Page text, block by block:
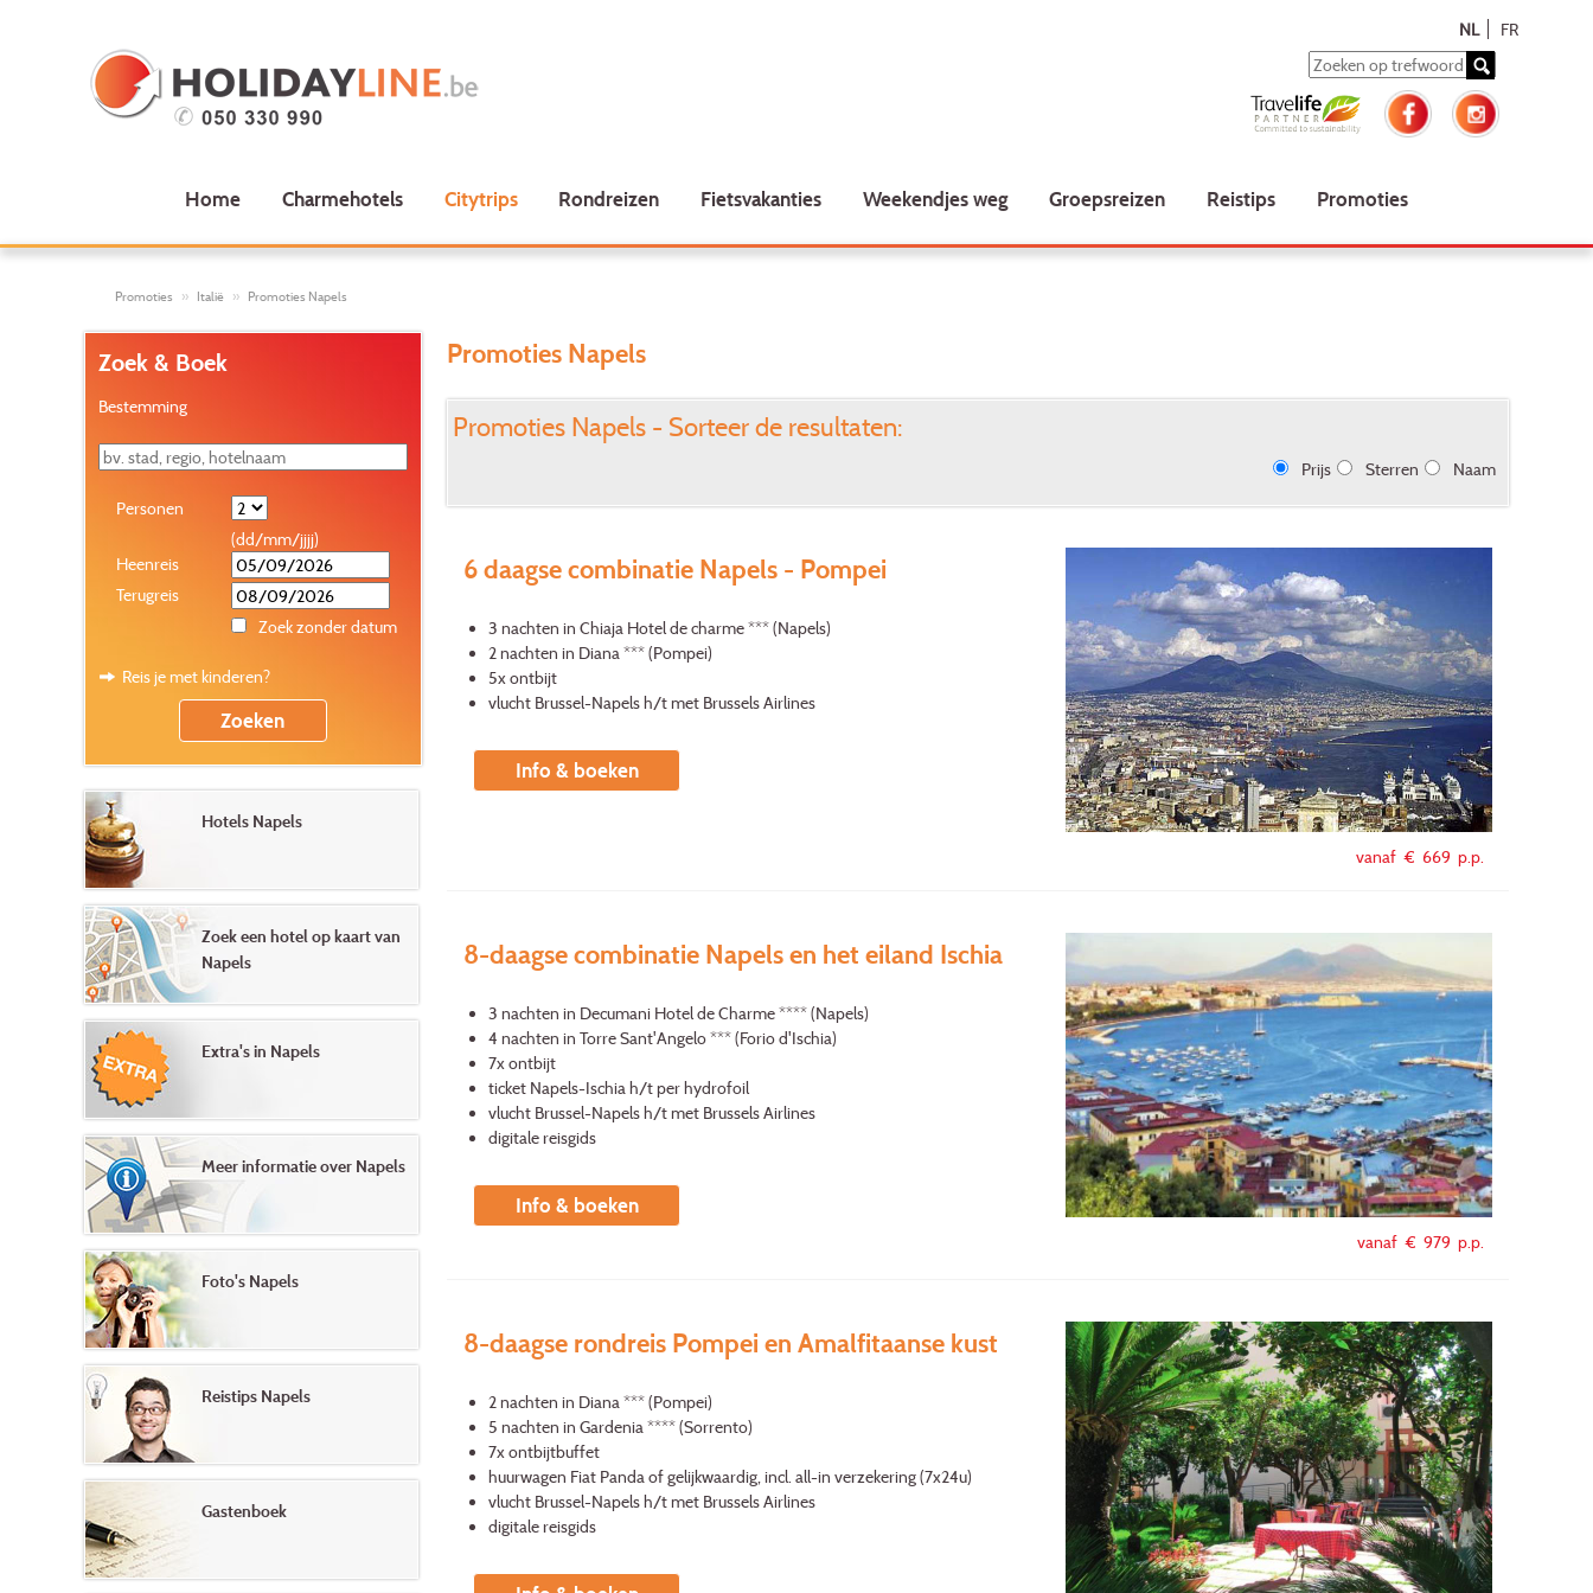
NL FR
Home Charmehotels Citytrips Rondreizen Fietsvakanties Weekendjes weg Groepsreizen Reistips Promoties
Promoties Italië Promoties Napels
Promoties Napels
Promoties Napels - Sorteer de resultaten:
Prijs Sterren Naam
vanaf € 669 p.p.
6 daagse combinatie Napels - Pompei
3 nachten in Chiaja Hotel de charme *** (Napels)
2 nachten in Diana *** (Pompei)
5x ontbijt
vlucht Brussel-Napels h/t met Brussels Airlines
Info & boeken
vanaf € 979 p.p.
8-daagse combinatie Napels en het eiland Ischia
3 nachten in Decumani Hotel de Charme **** (Napels)
4 nachten in Torre Sant'Angelo *** (Forio d'Ischia)
7x ontbijt
ticket Napels-Ischia h/t per hydrofoil
vlucht Brussel-Napels h/t met Brussels Airlines
digitale reisgids
Info & boeken
8-daagse rondreis Pompei en Amalfitaanse kust
2 nachten in Diana *** (Pompei)
5 nachten in Gardenia **** (Sorrento)
7x ontbijtbuffet
huurwagen Fiat Panda of gelijkwaardig, incl. all-in verzekering (7x24u)
vlucht Brussel-Napels h/t met Brussels Airlines
digitale reisgids
Zoek & Boek
Bestemming
Personen
(dd/mm/jjjj)
Heenreis
Terugreis
Zoek zonder datum
Reis je met kinderen?
Hotels Napels
Zoek een hotel op kaart van
Napels
Extra's in Napels
Meer informatie over Napels
Foto's Napels
Reistips Napels
Gastenboek